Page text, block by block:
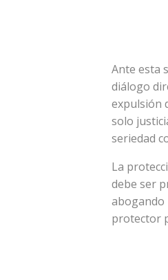
Ante esta
diálogo
expulsión
solo
seriedad
La
debe ser
abogando
protector